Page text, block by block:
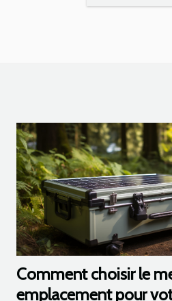
Comment choisir le
emplacement pour